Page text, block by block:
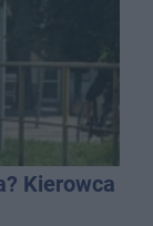
Kierowca